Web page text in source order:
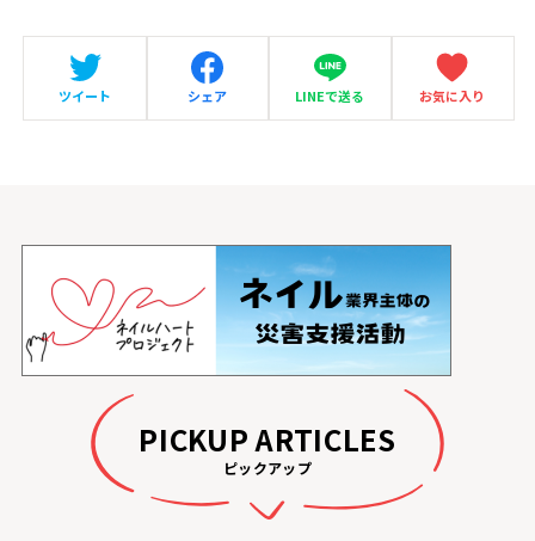
ツイート シェア LINEで送る お気に入り
PICKUP ARTICLES
ピックアップ